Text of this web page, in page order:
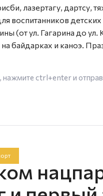
лазертагу, дартсу,
воспитанников
(от ул. Гагарина до
байдарках и каноэ.
нажмите ctrl+enterи